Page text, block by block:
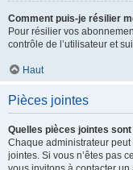
Comment puis-je résilier
Pour résilier vos
contrôle de l’utilisateur et
Haut
Pièces jointes
Quelles pièces jointes
Chaque administrateur
jointes. Si vous n’êtes pas